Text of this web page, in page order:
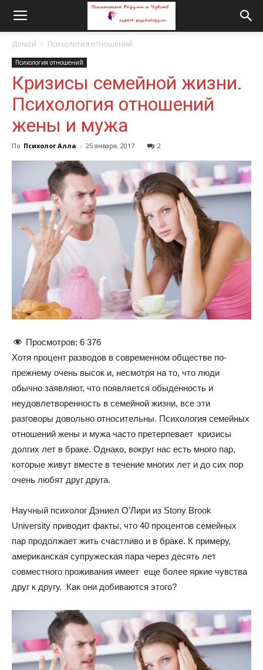
Домой Психология отношений
Психология отношений
Кризисы семейной жизни.
Психология отношений
жены и мужа
По Психолог Алла - 25 января, 2017 2
Просмотров: 6 376
Хотя процент разводов в современном обществе по-
прежнему очень высок и, несмотря на то, что люди
обычно заявляют, что появляется обыденность и
неудовлетворенность в семейной жизни, все эти
разговоры довольно относительны. Психология семейных
отношений жены и мужа часто претерпевает кризисы
долгих лет в браке. Однако, вокруг нас есть много пар,
которые живут вместе в течение многих лет и до сих пор
очень любят друг друга.
Научный психолог Дэниел О’Лири из Stony Brook
University приводит факты, что 40 процентов семейных
пар продолжает жить счастливо и в браке. К примеру,
американская супружеская пара через десять лет
совместного проживания имеет еще более яркие чувства
друг к другу. Как они добиваются этого?